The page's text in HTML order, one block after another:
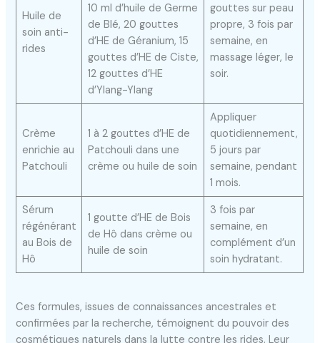
Huile de
soin anti-
rides
10 ml d’huile de Germe
de Blé, 20 gouttes
d’HE de Géranium, 15
gouttes d’HE de Ciste,
12 gouttes d’HE
d’Ylang-Ylang
gouttes sur peau
propre, 3 fois par
semaine, en
massage léger, le
soir.
Crème
enrichie au
Patchouli
1 à 2 gouttes d’HE de
Patchouli dans une
crème ou huile de soin
Appliquer
quotidiennement,
5 jours par
semaine, pendant
1 mois.
Sérum
régénérant
au Bois de
Hô
1 goutte d’HE de Bois
de Hô dans crème ou
huile de soin
3 fois par
semaine, en
complément d’un
soin hydratant.
Ces formules, issues de connaissances ancestrales et
confirmées par la recherche, témoignent du pouvoir des
cosmétiques naturels dans la lutte contre les rides. Leur